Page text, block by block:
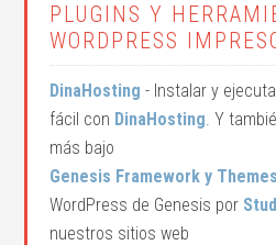
PLUGINS Y
WORDPRESS
DinaHosting - Instalar y
fácil con DinaHosting. Y
más bajo
Genesis Framework y Themes
WordPress de Genesis por
nuestros sitios web